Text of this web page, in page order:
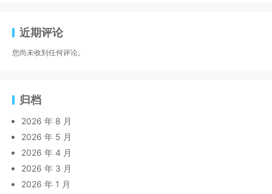
近期评论
您尚未收到任何评论。
归档
2026 年 8 月
2026 年 5 月
2026 年 4 月
2026 年 3 月
2026 年 1 月